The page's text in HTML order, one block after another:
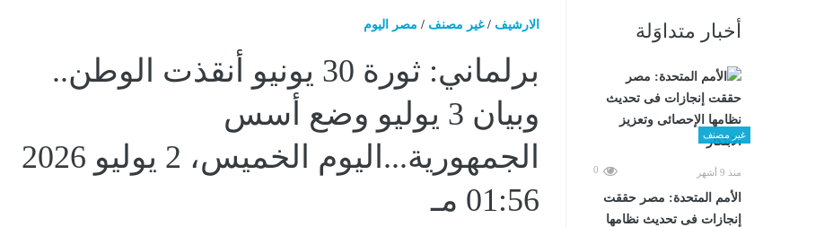
أخبار متداوَلة
غير مصنف
منذ 9 أشهر 0
الأمم المتحدة: مصر حققت
إنجازات فى تحديث نظامها
الارشيف /غير مصنف / مصر اليوم
برلماني: ثورة 30 يونيو أنقذت الوطن..
وبيان 3 يوليو وضع أسس
الجمهورية...اليوم الخميس، 2 يوليو 2026
01:56 مـ